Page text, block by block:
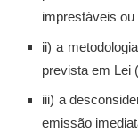
imprestáveis
ii) a
prevista em Lei
iii) a
emissão